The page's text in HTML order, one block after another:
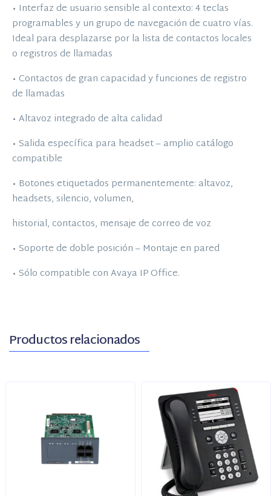
• Interfaz de usuario sensible al contexto: 4 teclas
programables y un grupo de navegación de cuatro vías.
Ideal para desplazarse por la lista de contactos locales
o registros de llamadas
• Contactos de gran capacidad y funciones de registro
de llamadas
• Altavoz integrado de alta calidad
• Salida específica para headset – amplio catálogo
compatible
• Botones etiquetados permanentemente: altavoz,
headsets, silencio, volumen,
historial, contactos, mensaje de correo de voz
• Soporte de doble posición – Montaje en pared
• Sólo compatible con Avaya IP Office.
Productos relacionados